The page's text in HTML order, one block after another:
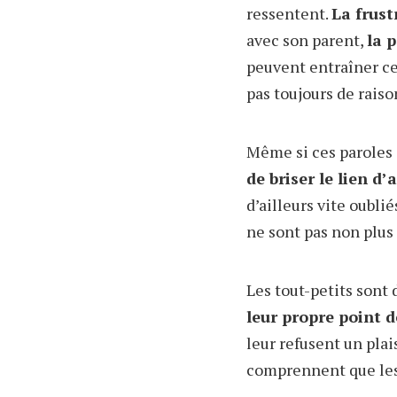
ressentent.La
avec son parent,la
peuvent entraîner
pas toujours de
Même si ces
de briser le lien
d’ailleurs vite
ne sont pas non
Les tout-petits sont
leur propre point
leur refusent un
comprennent que